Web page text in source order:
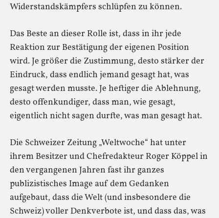
Widerstandskämpfers schlüpfen zu können.
Das Beste an dieser Rolle ist, dass in ihr jede
Reaktion zur Bestätigung der eigenen Position
wird. Je größer die Zustimmung, desto stärker der
Eindruck, dass endlich jemand gesagt hat, was
gesagt werden musste. Je heftiger die Ablehnung,
desto offenkundiger, dass man, wie gesagt,
eigentlich nicht sagen durfte, was man gesagt hat.
Die Schweizer Zeitung „Weltwoche“ hat unter
ihrem Besitzer und Chefredakteur Roger Köppel in
den vergangenen Jahren fast ihr ganzes
publizistisches Image auf dem Gedanken
aufgebaut, dass die Welt (und insbesondere die
Schweiz) voller Denkverbote ist, und dass das, was